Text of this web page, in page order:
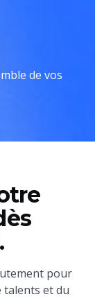
de vos
pour
talents et du